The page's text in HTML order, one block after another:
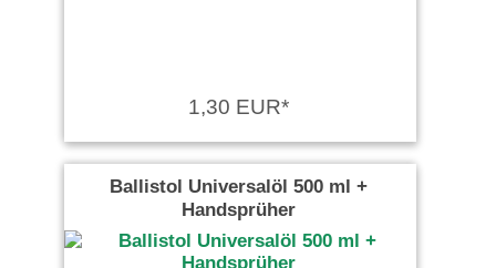
1,30 EUR*
Ballistol Universalöl 500 ml +
Handsprüher